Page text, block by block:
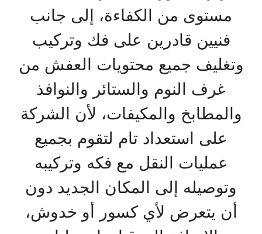
مستوى من الكفاءة، إلى جانب
فنيين قادرين على فك وتركيب
وتغليف جميع محتويات العفش من
غرف النوم والستائر والنوافذ
والمطابخ والمكيفات، لأن الشركة
على استعداد تام لتقوم بجميع
عمليات النقل مع فكه وتركيبه
وتوصيله إلى المكان الجديد دون
أن يتعرض لأي كسور أو خدوش،